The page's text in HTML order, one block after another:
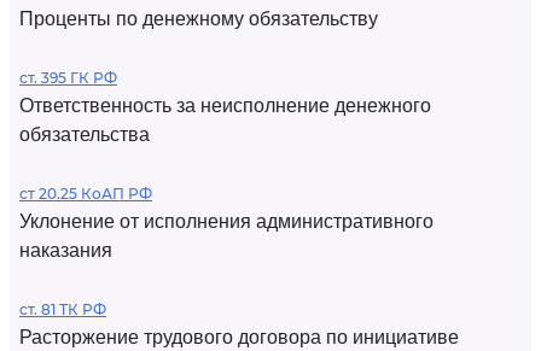
Проценты по денежному обязательству
ст. 395 ГК РФ
Ответственность за неисполнение денежного
обязательства
ст 20.25 КоАП РФ
Уклонение от исполнения административного
наказания
ст. 81 ТК РФ
Расторжение трудового договора по инициативе